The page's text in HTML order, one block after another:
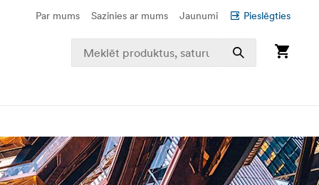
Par mums Sazinies ar mums Jaunumi Pieslēgties